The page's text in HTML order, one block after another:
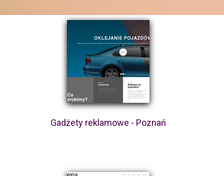
Gadżety reklamowe - Poznań